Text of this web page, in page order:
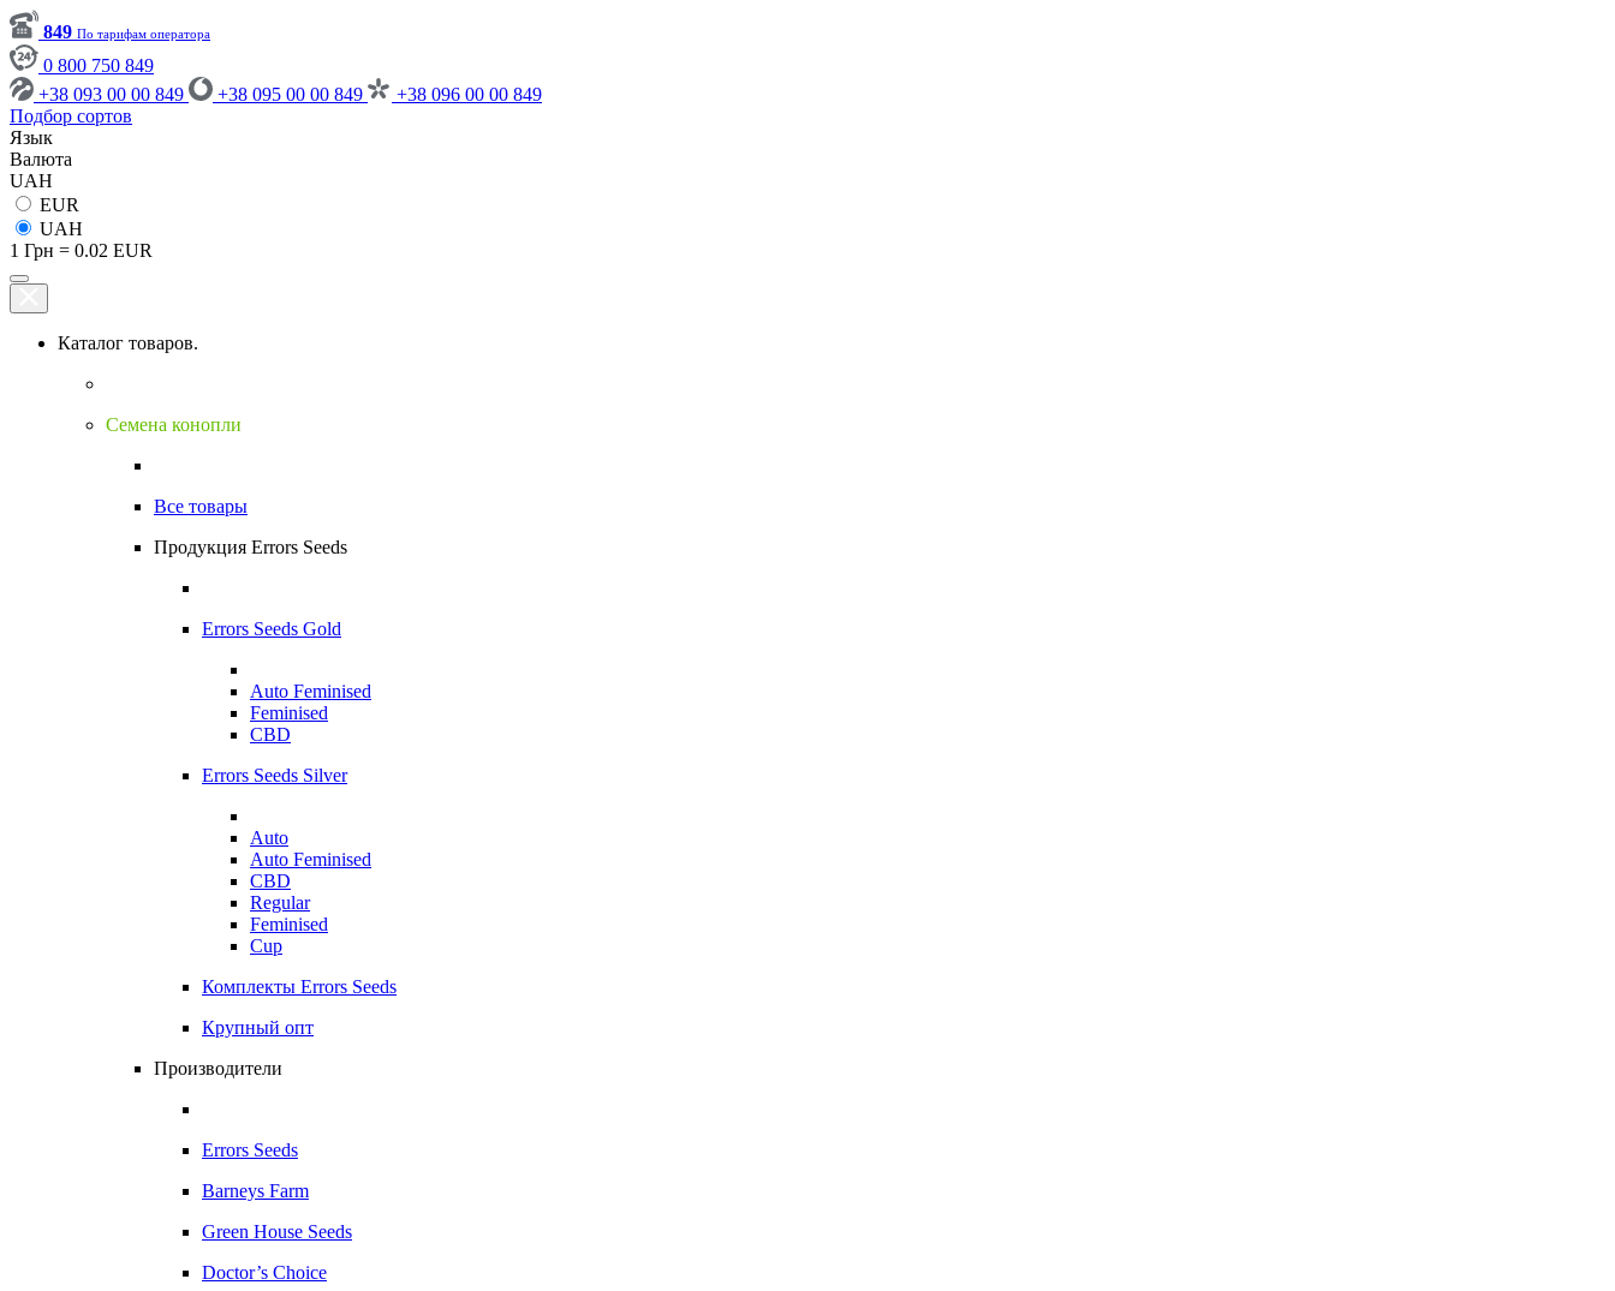
849 По тарифам оператора
0 800 750 849
+38 093 00 00 849
+38 095 00 00 849
+38 096 00 00 849
Подбор сортов
Язык
Валюта
UAH
EUR
UAH
1 Грн = 0.02 EUR
Каталог товаров.
Семена конопли
Все товары
Продукция Errors Seeds
Errors Seeds Gold
Auto Feminised
Feminised
CBD
Errors Seeds Silver
Auto
Auto Feminised
CBD
Regular
Feminised
Cup
Комплекты Errors Seeds
Крупный опт
Производители
Errors Seeds
Barneys Farm
Green House Seeds
Doctor’s Choice